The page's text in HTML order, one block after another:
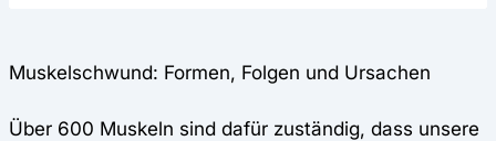
Muskelschwund: Formen, Folgen und Ursachen
Über 600 Muskeln sind dafür zuständig, dass unsere